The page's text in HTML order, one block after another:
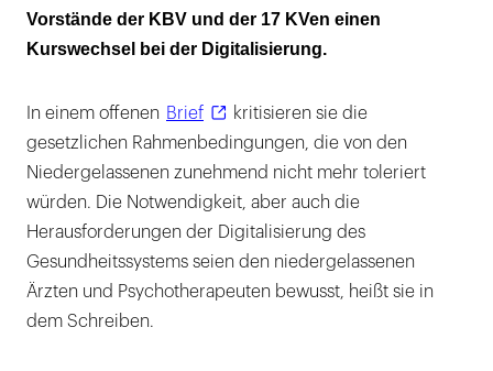
wird von den Ärzten nicht mehr akzeptiert
Vorstände der KBV und der 17 KVen einen
Kurswechsel bei der Digitalisierung.
In einem offenen Brief
kritisieren sie die
gesetzlichen Rahmenbedingungen, die von den
Niedergelassenen zunehmend nicht mehr toleriert
würden. Die Notwendigkeit, aber auch die
Herausforderungen der Digitalisierung des
Gesundheitssystems seien den niedergelassenen
Ärzten und Psychotherapeuten bewusst, heißt sie in
dem Schreiben.